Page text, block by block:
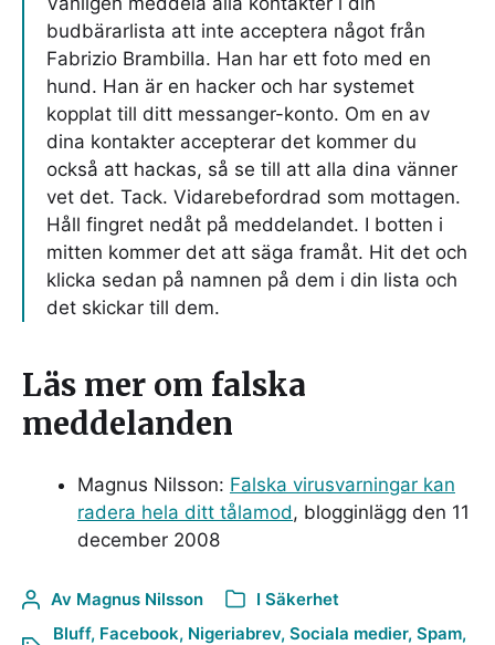
budbärarlista att inte acceptera något från
Fabrizio Brambilla. Han har ett foto med en
hund. Han är en hacker och har systemet
kopplat till ditt messanger-konto. Om en av
dina kontakter accepterar det kommer du
också att hackas, så se till att alla dina vänner
vet det. Tack. Vidarebefordrad som mottagen.
Håll fingret nedåt på meddelandet. I botten i
mitten kommer det att säga framåt. Hit det och
klicka sedan på namnen på dem i din lista och
det skickar till dem.
Läs mer om falska
meddelanden
Magnus Nilsson: Falska virusvarningar kan
radera hela ditt tålamod, blogginlägg den 11
december 2008
Av Magnus Nilsson I Säkerhet
Bluff, Facebook, Nigeriabrev, Sociala medier, Spam,